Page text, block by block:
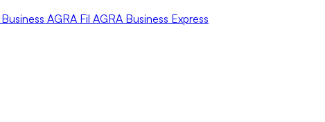
Business AGRA Fil AGRA Business Express